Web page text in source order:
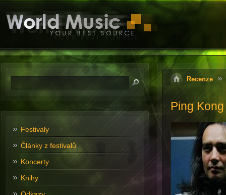
Recenze
Ping
Festivaly
Články z festivalů
Koncerty
Knihy